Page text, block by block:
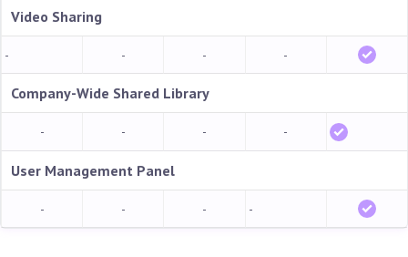
Video Sharing
- - - -
Company-Wide Shared Library
- - - -
User Management Panel
- - - -